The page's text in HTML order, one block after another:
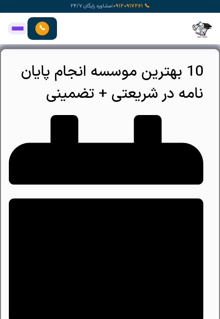
به
محتوا
📞 ۰۹۱۲۰۹۱۷۲۶۱ |مشاوره رایگان ۲۴/۷
📞
10 بهترین موسسه انجام پایان
نامه در شریعتی + تضمینی